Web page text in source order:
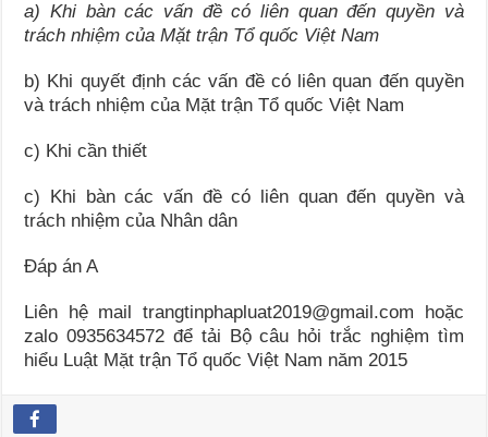
a) Khi bàn các vấn đề có liên quan đến quyền và
trách nhiệm của Mặt trận Tổ quốc Việt Nam
b) Khi quyết định các vấn đề có liên quan đến quyền
và trách nhiệm của Mặt trận Tổ quốc Việt Nam
c) Khi cần thiết
c) Khi bàn các vấn đề có liên quan đến quyền và
trách nhiệm của Nhân dân
Đáp án A
Liên hệ mail trangtinphapluat2019@gmail.com hoặc
zalo 0935634572 để tải Bộ câu hỏi trắc nghiệm tìm
hiểu Luật Mặt trận Tổ quốc Việt Nam năm 2015